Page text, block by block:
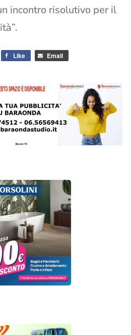
incontro risolutivo per il
Like Email